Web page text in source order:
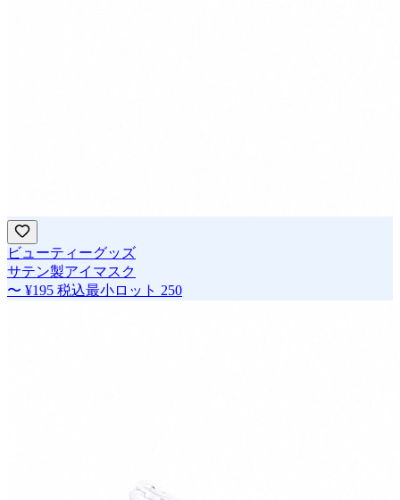
ビューティーグッズ
サテン製アイマスク
〜 ¥195 税込最小ロット 250